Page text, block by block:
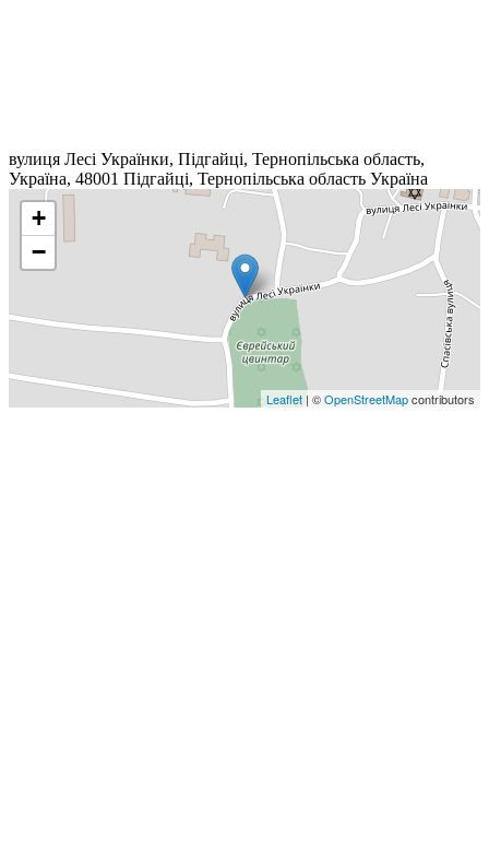
вулиця Лесі Українки, Підгайці, Тернопільська область,
Україна, 48001 Підгайці, Тернопільська область Україна
+
−
Leaflet | ©OpenStreetMapcontributors